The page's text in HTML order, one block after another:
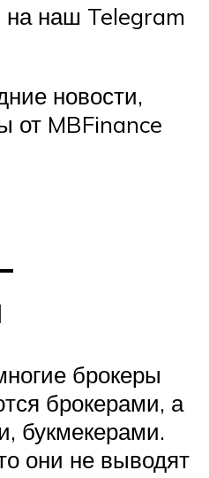
на наш Telegram
новости,
от MBFinance
брокеры
брокерами, а
букмекерами.
они не выводят